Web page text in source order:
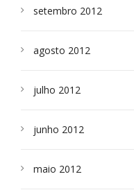
setembro 2012
agosto 2012
julho 2012
junho 2012
maio 2012